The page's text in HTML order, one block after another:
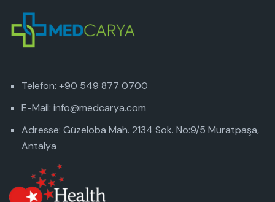
Telefon: +90 549 877 0700
E-Mail: info@medcarya.com
Adresse: Güzeloba Mah. 2134 Sok. No:9/5 Muratpaşa,
Antalya